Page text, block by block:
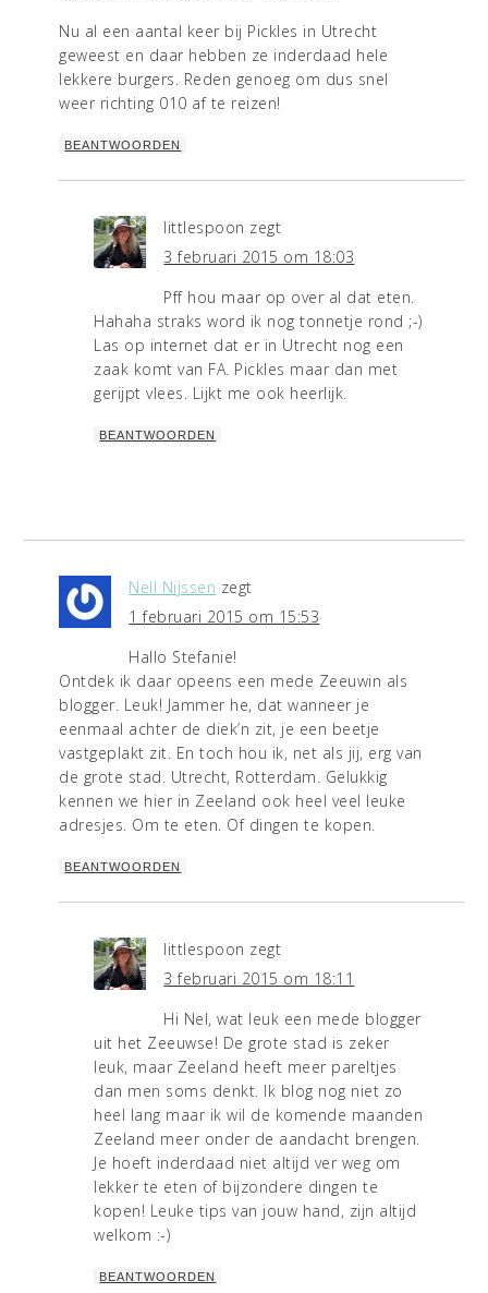
Nu al een aantal keer bij Pickles in Utrecht
geweest en daar hebben ze inderdaad hele
lekkere burgers. Reden genoeg om dus snel
weer richting 010 af te reizen!
BEANTWOORDEN
littlespoon zegt
3 februari 2015 om 18:03
Pff hou maar op over al dat eten.
Hahaha straks word ik nog tonnetje rond ;-)
Las op internet dat er in Utrecht nog een
zaak komt van FA. Pickles maar dan met
gerijpt vlees. Lijkt me ook heerlijk.
BEANTWOORDEN
Nell Nijssen zegt
1 februari 2015 om 15:53
Hallo Stefanie!
Ontdek ik daar opeens een mede Zeeuwin als
blogger. Leuk! Jammer he, dat wanneer je
eenmaal achter de diek’n zit, je een beetje
vastgeplakt zit. En toch hou ik, net als jij, erg van
de grote stad. Utrecht, Rotterdam. Gelukkig
kennen we hier in Zeeland ook heel veel leuke
adresjes. Om te eten. Of dingen te kopen.
BEANTWOORDEN
littlespoon zegt
3 februari 2015 om 18:11
Hi Nel, wat leuk een mede blogger
uit het Zeeuwse! De grote stad is zeker
leuk, maar Zeeland heeft meer pareltjes
dan men soms denkt. Ik blog nog niet zo
heel lang maar ik wil de komende maanden
Zeeland meer onder de aandacht brengen.
Je hoeft inderdaad niet altijd ver weg om
lekker te eten of bijzondere dingen te
kopen! Leuke tips van jouw hand, zijn altijd
welkom :-)
BEANTWOORDEN